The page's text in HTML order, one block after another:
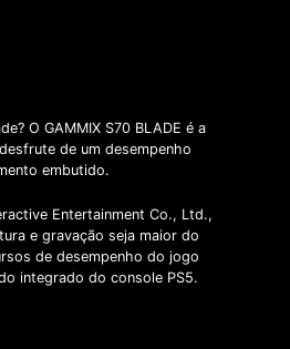
O GAMMIX S70 BLADE é a
de um desempenho
embutido.
Entertainment Co., Ltd.,
e gravação seja maior do
de desempenho do jogo
integrado do console PS5.